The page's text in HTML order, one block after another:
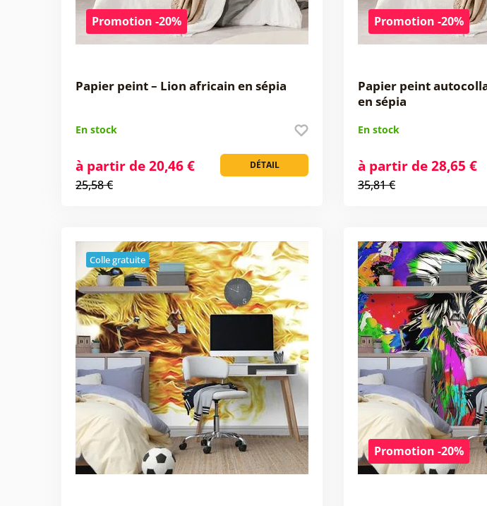
Promotion -20%
Papier peint – Lion africain en sépia
En stock
DÉTAIL
à partir de 20,46 €
25,58 €
Promotion -20%
Papier peint
en sépia
En stock
à partir de 28,65 €
35,81 €
Colle gratuite
Promotion -20%